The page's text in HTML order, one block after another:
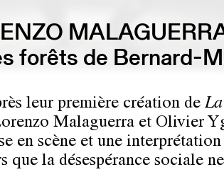
forêts de Bernard-
leur première création de
Malaguerra et Olivier
en scène et une
que la désespérance sociale